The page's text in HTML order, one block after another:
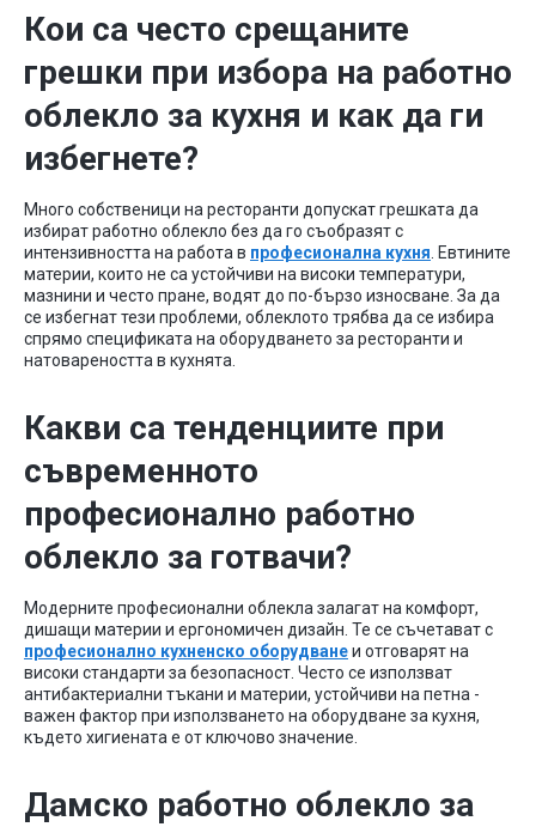
Кои са често срещаните
грешки при избора на работно
облекло за кухня и как да ги
избегнете?
Много собственици на ресторанти допускат грешката да
избират работно облекло без да го съобразят с
интензивността на работа в професионална кухня . Евтините
материи, които не са устойчиви на високи температури,
мазнини и често пране, водят до по-бързо износване. За да
се избегнат тези проблеми, облеклото трябва да се избира
спрямо спецификата на оборудването за ресторанти и
натовареността в кухнята.
Какви са тенденциите при
съвременното
професионално работно
облекло за готвачи?
Модерните професионални облекла залагат на комфорт,
дишащи материи и ергономичен дизайн. Те се съчетават с
професионално кухненско оборудванеи отговарят на
високи стандарти за безопасност. Често се използват
антибактериални тъкани и материи, устойчиви на петна -
важен фактор при използването на оборудване за кухня,
където хигиената е от ключово значение.
Дамско работно облекло за